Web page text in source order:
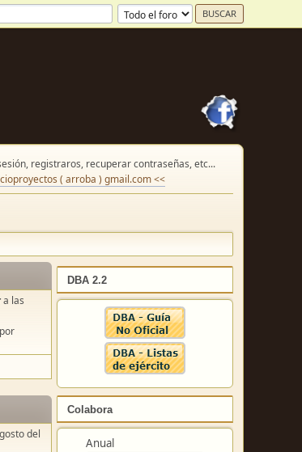
registraros, recuperar contraseñas, etc...
( arroba ) gmail.com <<
DBA 2.2
Colabora
Anual
a las
por
del